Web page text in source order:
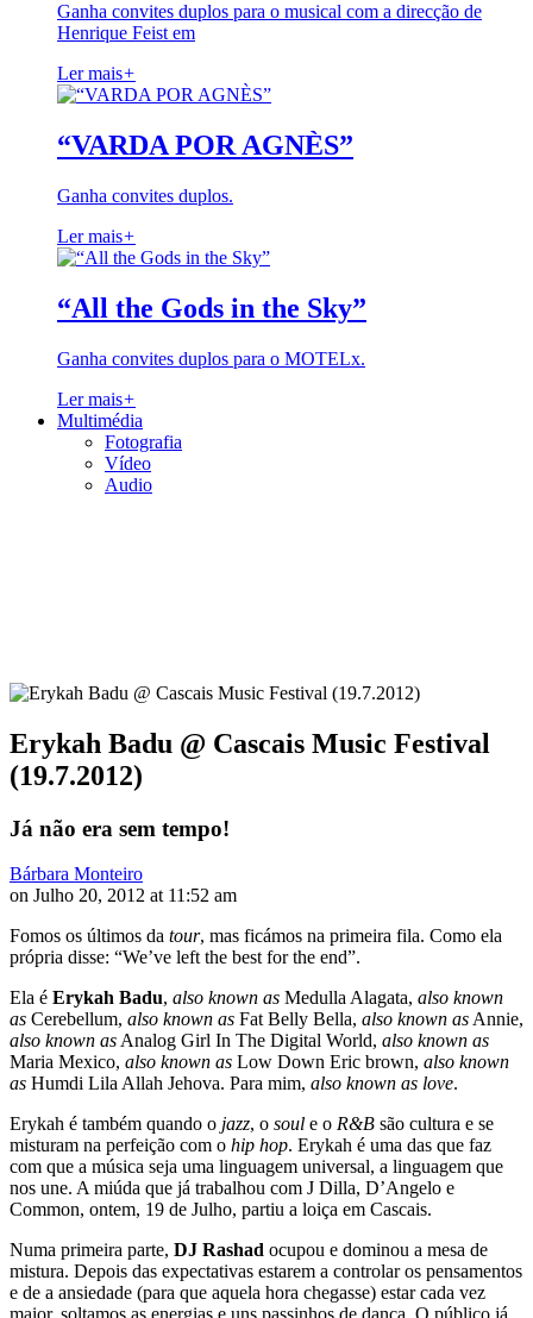
Ganha convites duplos para o musical com a direcção de
Henrique Feist em
Ler mais+
“VARDA POR AGNÈS”
Ganha convites duplos.
Ler mais+
“All the Gods in the Sky”
Ganha convites duplos para o MOTELx.
Ler mais+
Multimédia
Fotografia
Vídeo
Audio
Erykah Badu @ Cascais Music Festival
(19.7.2012)
Já não era sem tempo!
Bárbara Monteiro
on Julho 20, 2012 at 11:52 am
Fomos os últimos da tour, mas ficámos na primeira fila. Como ela
própria disse: “We’ve left the best for the end”.
Ela é Erykah Badu, also known as Medulla Alagata, also known
as Cerebellum, also known as Fat Belly Bella, also known asAnnie,
also known asAnalog Girl In The Digital World, also known as
Maria Mexico, also known as Low Down Eric brown, also known
as Humdi Lila Allah Jehova. Para mim, also known as love.
Erykah é também quando o jazz, o soul e o R&B são cultura e se
misturam na perfeição com o hip hop. Erykah é uma das que faz
com que a música seja uma linguagem universal, a linguagem que
nos une. A miúda que já trabalhou com J Dilla, D’Angelo e
Common, ontem, 19 de Julho, partiu a loiça em Cascais.
Numa primeira parte, DJ Rashad ocupou e dominou a mesa de
mistura. Depois das expectativas estarem a controlar os pensamentos
e de a ansiedade (para que aquela hora chegasse) estar cada vez